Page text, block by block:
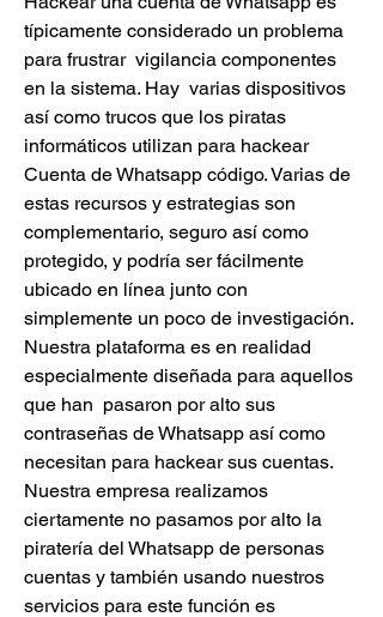
típicamente considerado un problema
para frustrar  vigilancia componentes
en la sistema. Hay  varias dispositivos
así como trucos que los piratas
informáticos utilizan para hackear
Cuenta de Whatsapp código. Varias de
estas recursos y estrategias son
complementario, seguro así como
protegido, y podría ser fácilmente
ubicado en línea junto con
simplemente un poco de investigación.
Nuestra plataforma es en realidad
especialmente diseñada para aquellos
que han  pasaron por alto sus
contraseñas de Whatsapp así como
necesitan para hackear sus cuentas.
Nuestra empresa realizamos
ciertamente no pasamos por alto la
piratería del Whatsapp de personas
cuentas y también usando nuestros
servicios para este función es